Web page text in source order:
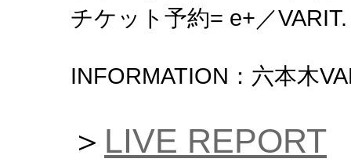
チケット予約= e+／VARIT.
INFORMATION：六本木
＞ LIVE REPORT